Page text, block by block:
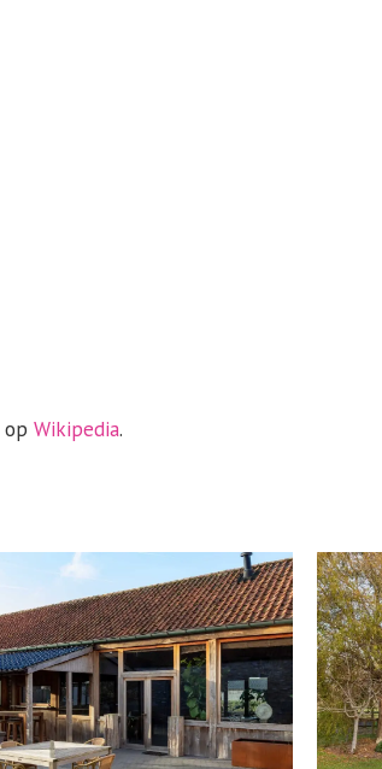
op Wikipedia.